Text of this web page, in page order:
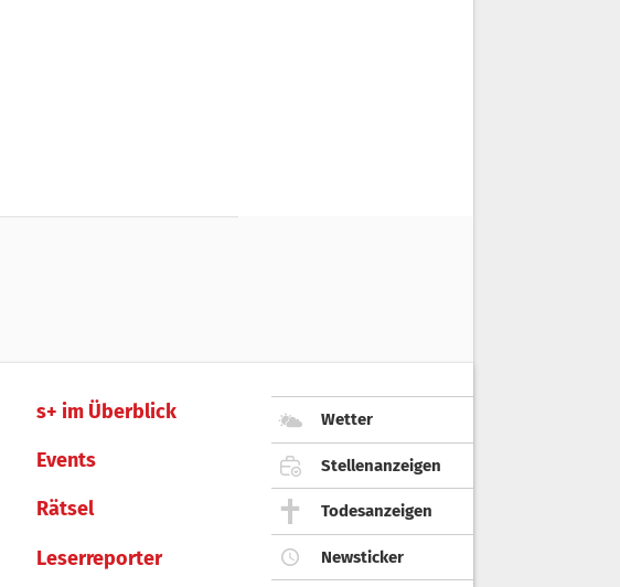
s+ im Überblick
Events
Rätsel
Leserreporter
Wetter
Stellenanzeigen
Todesanzeigen
Newsticker